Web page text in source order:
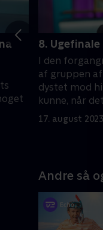
8. Ugefinale
I den
af gruppen
dystet mod
kunne, når
værdiansætte
17. august 2023
Andre så